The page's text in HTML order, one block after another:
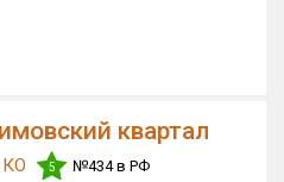
квартал
5 №434 в РФ